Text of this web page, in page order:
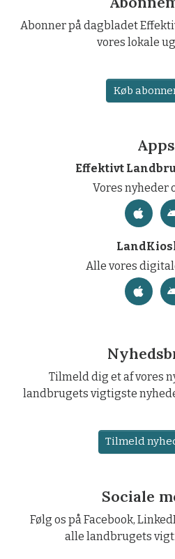
Abonner på dagbladet
vores lokale
Køb
Apps
Effektivt
Vores nyheder
Alle vores
Tilmeld dig et af vores
landbrugets vigtigste
Tilmeld
Sociale
Følg os på Facebook,
alle landbrugets